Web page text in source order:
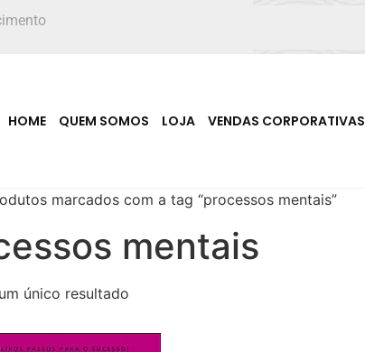
HOME QUEM SOMOS LOJA VENDAS CORPORATIVAS
marcados com a tag “processos mentais”
mentais
único resultado